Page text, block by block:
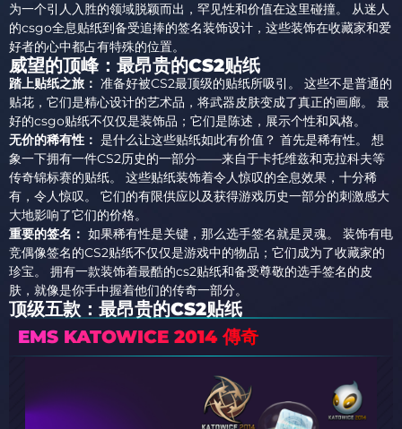
为一个引人入胜的领域脱颖而出，罕见性和价值在这里碰撞。 从迷人
的csgo全息贴纸到备受追捧的签名装饰设计，这些装饰在收藏家和爱
好者的心中都占有特殊的位置。
威望的顶峰：最昂贵的CS2贴纸
踏上贴纸之旅： 准备好被CS2最顶级的贴纸所吸引。 这些不是普通的
贴花，它们是精心设计的艺术品，将武器皮肤变成了真正的画廊。 最
好的csgo贴纸不仅仅是装饰品；它们是陈述，展示个性和风格。
无价的稀有性： 是什么让这些贴纸如此有价值？ 首先是稀有性。 想
象一下拥有一件CS2历史的一部分——来自于卡托维兹和克拉科夫等
传奇锦标赛的贴纸。 这些贴纸装饰着令人惊叹的全息效果，十分稀
有，令人惊叹。 它们的有限供应以及获得游戏历史一部分的刺激感大
大地影响了它们的价格。
重要的签名： 如果稀有性是关键，那么选手签名就是灵魂。 装饰有电
竞偶像签名的CS2贴纸不仅仅是游戏中的物品；它们成为了收藏家的
珍宝。 拥有一款装饰着最酷的cs2贴纸和备受尊敬的选手签名的皮
肤，就像是你手中握着他们的传奇一部分。
顶级五款：最昂贵的CS2贴纸
EMS KATOWICE 2014 傳奇